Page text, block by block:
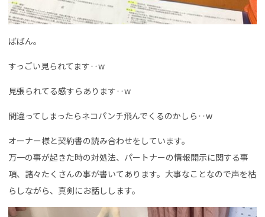
ばばん。
すっごい見られてます‥w
見張られてる感すらあります‥w
間違ってしまったらネコパンチ飛んでくるのかしら‥w
オーナー様と契約書の読み合わせをしています。
万一の事が起きた時の対処法、パートナーの情報開示に関する事
項、諸々たくさんの事が書いてあります。大事なことなので声を枯
らしながら、真剣にお話しします。